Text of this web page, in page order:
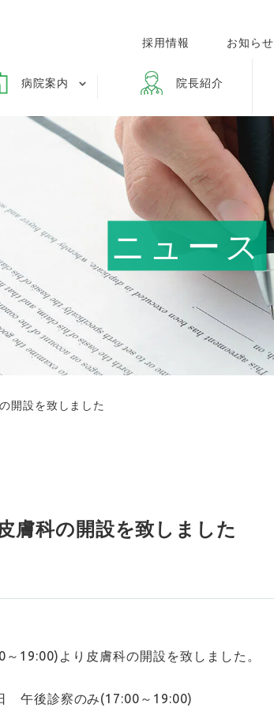
病院案内 院長紹介
採用情報 お知らせ
ニュース
開設を致しました
科の開設を致しました
19:00)より皮膚科の開設を致しました。
午後診察のみ(17:00～19:00)